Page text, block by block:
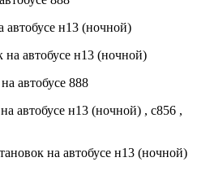
н13 (ночной)
автобусе н13 (ночной)
автобусе 888
автобусе н13 (ночной) , с856 ,
на автобусе н13 (ночной)